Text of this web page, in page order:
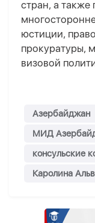
стран, а также
юстиции,
прокуратуры,
визовой
Азербайджан
МИД
консульские
Каролина